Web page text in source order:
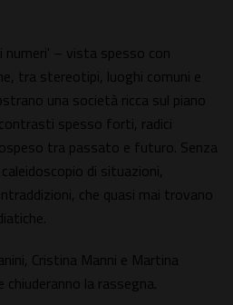
numeri' – vista spesso con
tra stereotipi, luoghi comuni e
una società ricca sul piano
spesso forti, radici
tra passato e futuro. Senza
di situazioni,
che quasi mai trovano
Cristina Manni e Martina
la rassegna.